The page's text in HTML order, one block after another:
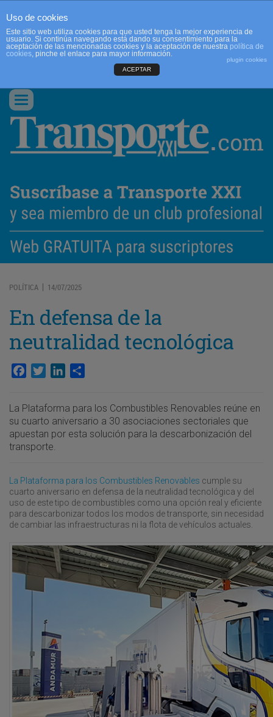
CONTACTO
Conmutar
navegación
POLÍTICA | 14/07/2025
En defensa de la
neutralidad tecnológica
Facebook
TwitterLinkedIn
La Plataforma para los Combustibles Renovables reúne en
su cuarto aniversario a 30 asociaciones sectoriales que
apuestan por esta solución para la descarbonización del
transporte.
La Plataforma para los Combustibles Renovables cumple su
cuarto aniversario en defensa de la neutralidad tecnológica y del
uso de este tipo de combustibles como una opción real y eficiente
para descarbonizar todos los modos de transporte, sin necesidad
de cambiar las infraestructuras ni la flota de vehículos actuales.
Uso de cookies
Este sitio web utiliza cookies para que usted tenga la mejor experiencia de
usuario. Si continúa navegando está dando su consentimiento para la
aceptación de las mencionadas cookies y la aceptación de nuestra política de
cookies, pinche el enlace para mayor información.
plugin cookies
ACEPTAR